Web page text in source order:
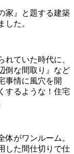
家』と題する建築
した。
ていた時代に、
倒な間取り』など
事情に風穴を開
するような！住宅
がワンルーム。
した間仕切りで仕